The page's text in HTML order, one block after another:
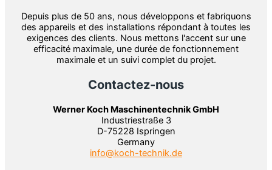
Depuis plus de 50 ans, nous développons et fabriquons
des appareils et des installations répondant à toutes les
exigences des clients. Nous mettons l'accent sur une
efficacité maximale, une durée de fonctionnement
maximale et un suivi complet du projet.
Contactez-nous
Werner Koch Maschinentechnik GmbH
Industriestraße 3
D-75228 Ispringen
Germany
info@koch-technik.de